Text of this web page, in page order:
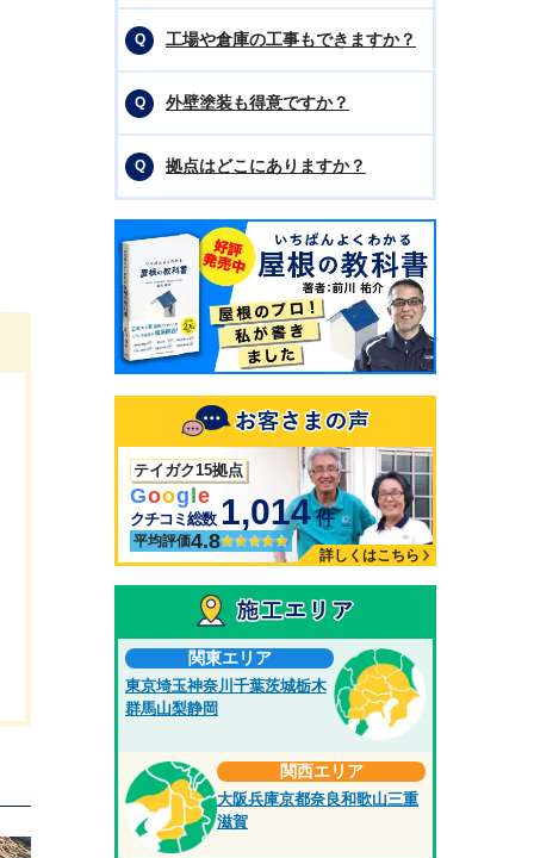
工場や倉庫の工事もできますか？
外壁塗装も得意ですか？
拠点はどこにありますか？
テイガク15拠点
Goog le
クチコミ総数 1,014 件
平均評価4.8
詳しくはこちら
関東エリア
東京埼玉神奈川 千葉茨城栃木
群馬山梨静岡
関西エリア
大阪兵庫京都奈良和歌山三重
滋賀